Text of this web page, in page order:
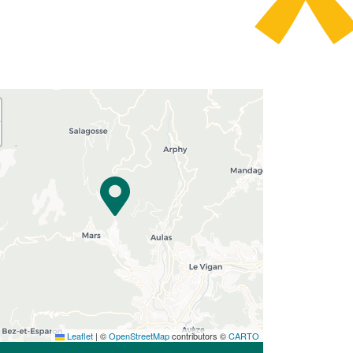
Leaflet | ©OpenStreetMapcontributors ©CARTO